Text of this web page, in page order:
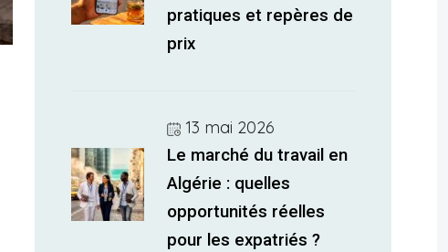
pratiques et repères de
prix
13 mai 2026
Le marché du travail en
Algérie : quelles
opportunités réelles
pour les expatriés ?